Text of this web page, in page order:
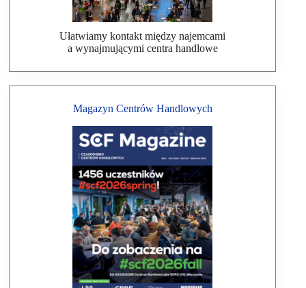
Ułatwiamy kontakt między najemcami
a wynajmującymi centra handlowe
Magazyn Centrów Handlowych